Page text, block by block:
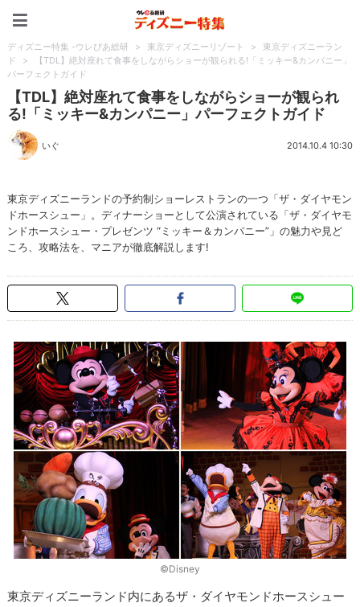
ディズニー特集 -ウレぴあ総研 > 東京ディズニーリゾート >
東京ディズニーラン
ド
>
【TDL】絶対座れて食事をしながらショーが観られる!「ミッキー&カンパニー」
パーフェクトガイド
【TDL】絶対座れて食事をしながらショーが観られ
る!「ミッキー&カンパニー」パーフェクトガイド
いぐ 2014.10.4 10:30
東京ディズニーランドの予約制ショーレストランの一つ「ザ・ダイヤモン
ドホースシュー」。ディナーショーとして公演されている「ザ・ダイヤモ
ンドホースシュー・プレゼンツ “ミッキー＆カンパニー”」の魅力や見ど
ころ、攻略法を、マニアが徹底解説します!
©Disney
東京ディズニーランド内にあるザ・ダイヤモンドホースシュー